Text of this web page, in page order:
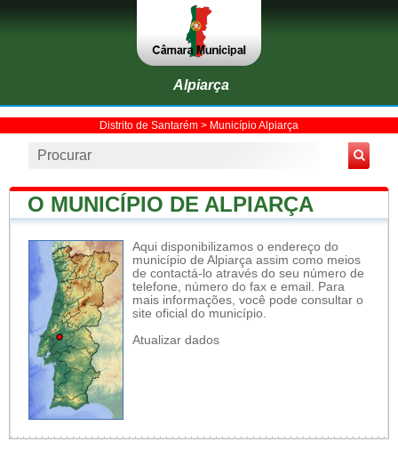
Alpiarça
Distrito de Santarém > Município Alpiarça
O MUNICÍPIO DE ALPIARÇA
Aqui disponibilizamos o endereço do
município de Alpiarça assim como meios
de contactá-lo através do seu número de
telefone, número do fax e email. Para
mais informações, você pode consultar o
site oficial do município.
Atualizar dados